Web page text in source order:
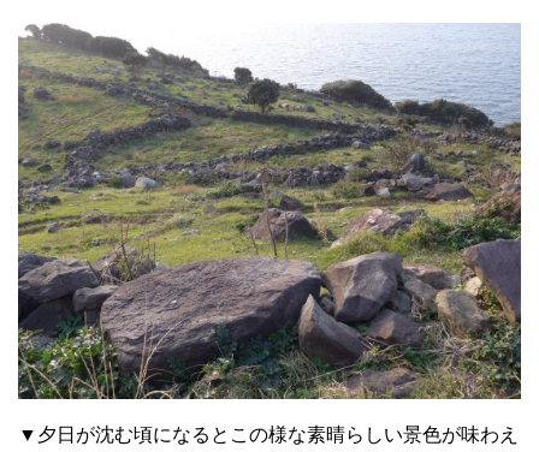
▼夕日が沈む頃になるとこの様な素晴らしい景色が味わえ